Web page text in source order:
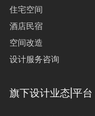
住宅空间
酒店民宿
空间改造
设计服务咨询
旗下设计业态|平台